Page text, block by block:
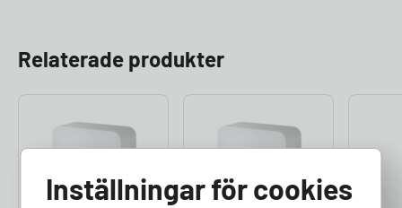
Relaterade produkter
Inställningar för cookies